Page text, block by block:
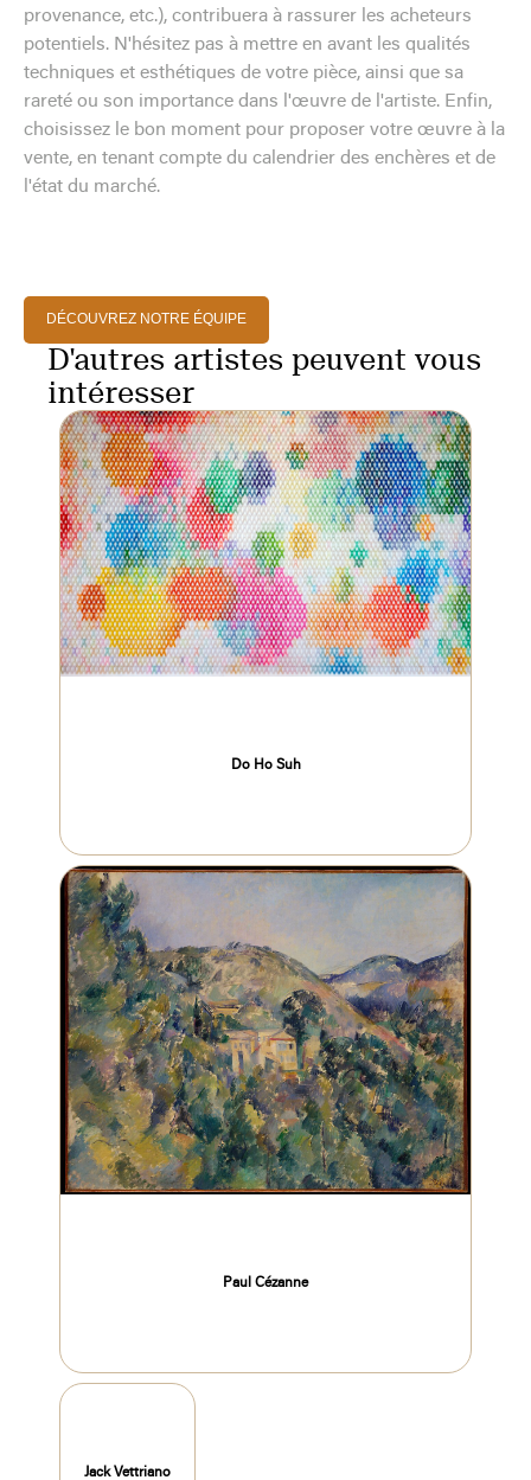
provenance, etc.), contribuera à rassurer les acheteurs
potentiels. N'hésitez pas à mettre en avant les qualités
techniques et esthétiques de votre pièce, ainsi que sa
rareté ou son importance dans l'œuvre de l'artiste. Enfin,
choisissez le bon moment pour proposer votre œuvre à la
vente, en tenant compte du calendrier des enchères et de
l'état du marché.
DÉCOUVREZ NOTRE ÉQUIPE
D'autres artistes peuvent vous
intéresser
Do Ho Suh
Paul Cézanne
Jack Vettriano